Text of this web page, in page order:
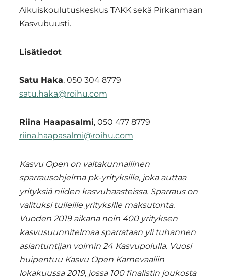
Aikuiskoulutuskeskus TAKK sekä Pirkanmaan
Kasvubuusti.
Lisätiedot
Satu Haka, 050 304 8779
satu.haka@roihu.com
Riina Haapasalmi, 050 477 8779
riina.haapasalmi@roihu.com
Kasvu Open on valtakunnallinen
sparrausohjelma pk-yrityksille, joka auttaa
yrityksiä niiden kasvuhaasteissa. Sparraus on
valituksi tulleille yrityksille maksutonta.
Vuoden 2019 aikana noin 400 yrityksen
kasvusuunnitelmaa sparrataan yli tuhannen
asiantuntijan voimin 24 Kasvupolulla. Vuosi
huipentuu Kasvu Open Karnevaaliin
lokakuussa 2019, jossa 100 finalistin joukosta